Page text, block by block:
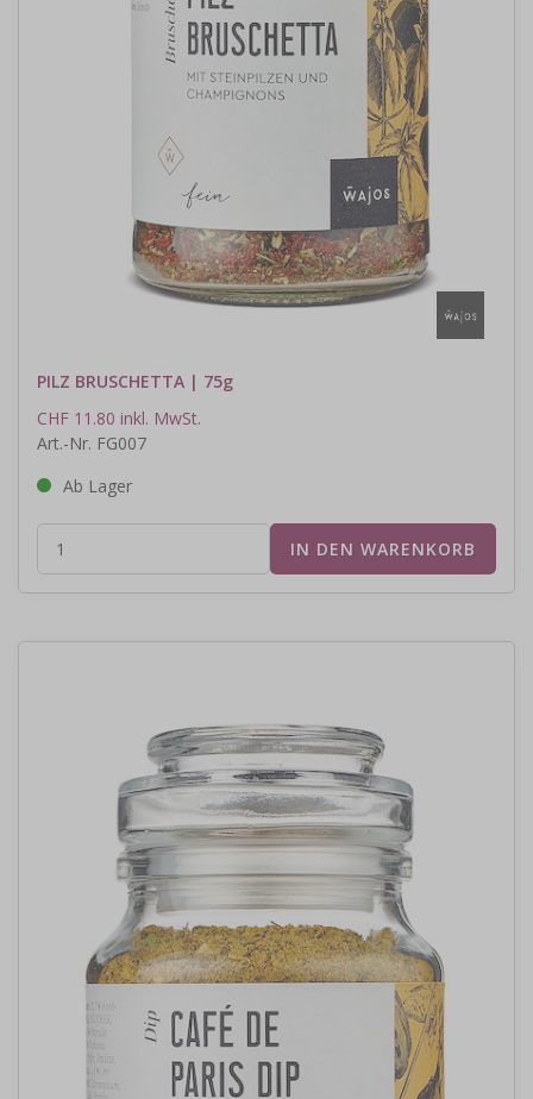
PILZ BRUSCHETTA | 75g
CHF 11.80 inkl. MwSt.
Art.-Nr. FG007
Ab Lager